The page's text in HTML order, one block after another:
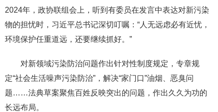
2024年，政协联组会上，听到有委员在发言中表达对新污染
物的担忧时，习近平总书记深切叮嘱：“人无远虑必有近忧，
环境保护任重道远，还要继续抓好。”
对新领域污染防治问题作出针对性制度规定，专章规
定“社会生活噪声污染防治”，解决“家门口”油烟、恶臭问
题……法典草案聚焦百姓反映突出的问题，作出久久为功的
长远布局。